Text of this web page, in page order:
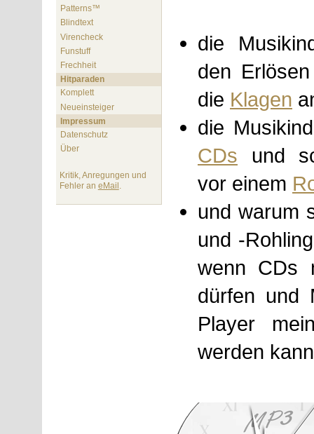
Patterns™
Blindtext
Virencheck
Funstuff
Frechheit
Hitparaden
Komplett
Neueinsteiger
Impressum
Datenschutz
Über
Kritik, Anregungen und
Fehler an eMail .
die
den
die Klagen
die
CDs und
vor einem
und warum
und -
wenn CDs
dürfen und
Player
werden